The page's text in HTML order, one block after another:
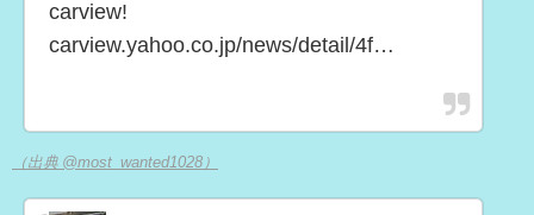
carview!
carview.yahoo.co.jp/news/detail/4f…
（出典 @most_wanted1028）